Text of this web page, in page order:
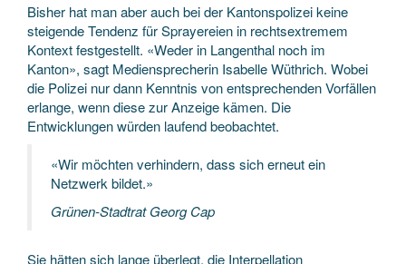
Bisher hat man aber auch bei der Kantonspolizei keine
steigende Tendenz für Sprayereien in rechtsextremem
Kontext festgestellt. «Weder in Langenthal noch im
Kanton», sagt Mediensprecherin Isabelle Wüthrich. Wobei
die Polizei nur dann Kenntnis von entsprechenden Vorfällen
erlange, wenn diese zur Anzeige kämen. Die
Entwicklungen würden laufend beobachtet.
«Wir möchten verhindern, dass sich erneut ein
Netzwerk bildet.»
Grünen-Stadtrat Georg Cap
Sie hätten sich lange überlegt, die Interpellation